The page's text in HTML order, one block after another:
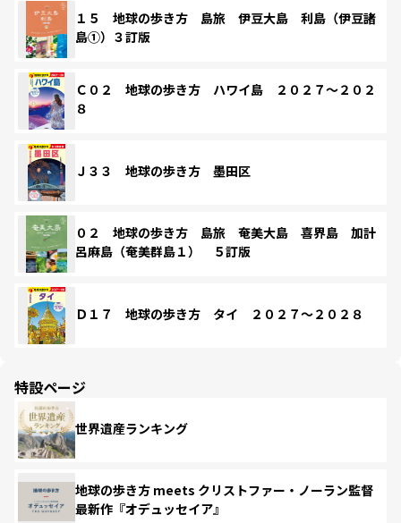
１５ 地球の歩き方 島旅 伊豆大島 利島（伊豆諸
島①）３訂版
Ｃ０２ 地球の歩き方 ハワイ島 ２０２７～２０２
８
Ｊ３３ 地球の歩き方 墨田区
０２ 地球の歩き方 島旅 奄美大島 喜界島 加計
呂麻島（奄美群島１） ５訂版
Ｄ１７ 地球の歩き方 タイ ２０２７～２０２８
特設ページ
世界遺産ランキング
地球の歩き方 meets クリストファー・ノーラン監督
最新作『オデュッセイア』